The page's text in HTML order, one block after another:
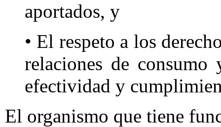
aportados, y
• El respeto a los
relaciones de consumo
efectividad y
El organismo que tiene